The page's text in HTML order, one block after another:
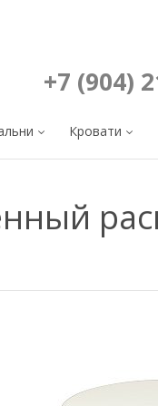
+7 (904)
Кровати